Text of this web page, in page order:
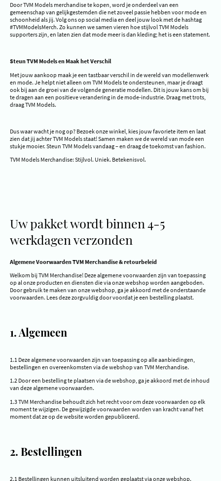
Door TVM Models merchandise te kopen, word je onderdeel van een
gemeenschap van gelijkgestemden die net zoveel passie hebben voor mode en
schoonheid als jij. Volg ons op social media en deel jouw look met de hashtag
#TVMModelsMerch. Zo kunnen we samen vieren hoe stijlvol TVM Models
supporters zijn, en laten zien dat mode meer is dan kleding; het is een statement.
Steun TVM Models en Maak het Verschil
Met jouw aankoop maak je een tastbaar verschil in de wereld van modellenwerk
en mode. Je helpt niet alleen om TVM Models te ondersteunen, maar je draagt
ook bij aan de groei van de volgende generatie modellen. Dit is jouw kans om bij
te dragen aan een positieve verandering in de mode-industrie. Draag met trots,
draag TVM Models.
Dus waar wacht je nog op? Bezoek onze winkel, kies jouw favoriete item en laat
zien dat jij achter TVM Models staat! Samen maken we de wereld van mode een
stukje mooier. Steun TVM Models vandaag – en draag de toekomst van fashion.
TVM Models Merchandise: Stijlvol. Uniek. Betekenisvol.
Uw pakket wordt binnen 4-5
werkdagen verzonden
Algemene Voorwaarden TVM Merchandise & retourbeleid
Welkom bij TVM Merchandise! Deze algemene voorwaarden zijn van toepassing
op al onze producten en diensten die via onze webshop worden aangeboden.
Door gebruik te maken van onze webshop, ga je akkoord met de onderstaande
voorwaarden. Lees deze zorgvuldig door voordat je een bestelling plaatst.
1. Algemeen
1.1 Deze algemene voorwaarden zijn van toepassing op alle aanbiedingen,
bestellingen en overeenkomsten via de webshop van TVM Merchandise.
1.2 Door een bestelling te plaatsen via de webshop, ga je akkoord met de inhoud
van deze algemene voorwaarden.
1.3 TVM Merchandise behoudt zich het recht voor om deze voorwaarden op elk
moment te wijzigen. De gewijzigde voorwaarden worden van kracht vanaf het
moment dat ze op de website worden gepubliceerd.
2. Bestellingen
2.1 Bestellingen kunnen uitsluitend worden geplaatst via onze webshop.